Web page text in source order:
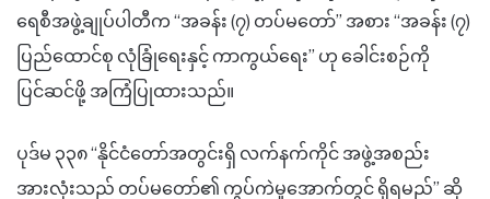
ရေစီအဖွဲ့ချုပ်ပါတီက “အခန်း (၇) တပ်မတော်” အစား “အခန်း (၇)
ပြည်ထောင်စု လုံခြုံရေးနှင့် ကာကွယ်ရေး” ဟု ခေါင်းစဉ်ကို
ပြင်ဆင်ဖို့ အကြံပြုထားသည်။
ပုဒ်မ ၃၃၈“နိုင်ငံတော်အတွင်းရှိ လက်နက်ကိုင် အဖွဲ့အစည်း
အားလုံးသည် တပ်မတော်၏ ကွပ်ကဲမှုအောက်တွင် ရှိရမည်” ဆို